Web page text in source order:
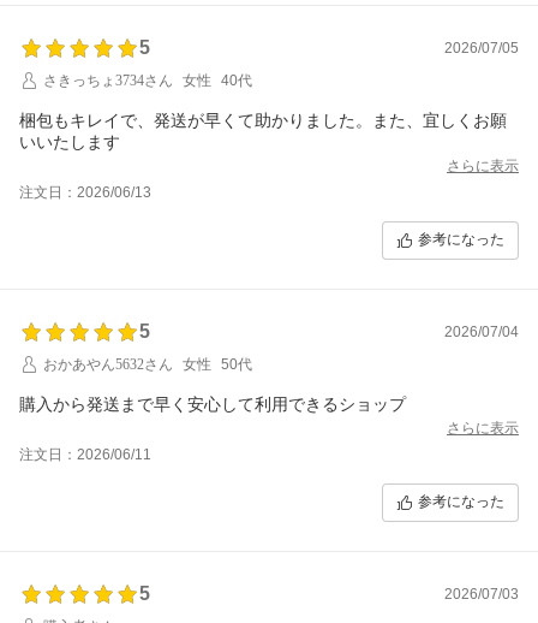
5
2026/07/05
さきっちょ3734さん
女性 40代
梱包もキレイで、発送が早くて助かりました。また、宜しくお願
いいたします
さらに表示
注文日：2026/06/13
参考になった
5
2026/07/04
おかあやん5632さん
女性 50代
購入から発送まで早く安心して利用できるショップ
さらに表示
注文日：2026/06/11
参考になった
5
2026/07/03